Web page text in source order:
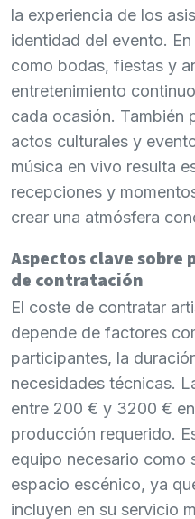
la experiencia de los
identidad del evento.
como bodas, fiestas y
entretenimiento
cada ocasión. También
actos culturales y
música en vivo resulta
recepciones y
crear una atmósfera
Aspectos clave sobre
de contratación
El coste de contratar
depende de factores
participantes, la
necesidades técnicas.
entre 200 € y 3200 €
producción requerido.
equipo necesario como
espacio escénico, ya
incluyen en su servicio